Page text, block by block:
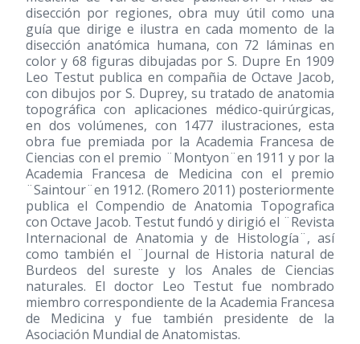
disección por regiones, obra muy útil como una
guía que dirige e ilustra en cada momento de la
disección anatómica humana, con 72 láminas en
color y 68 figuras dibujadas por S. Dupre En 1909
Leo Testut publica en compañia de Octave Jacob,
con dibujos por S. Duprey, su tratado de anatomia
topográfica con aplicaciones médico-quirúrgicas,
en dos volúmenes, con 1477 ilustraciones, esta
obra fue premiada por la Academia Francesa de
Ciencias con el premio ¨Montyon¨en 1911 y por la
Academia Francesa de Medicina con el premio
¨Saintour¨en 1912. (Romero 2011) posteriormente
publica el Compendio de Anatomia Topografica
con Octave Jacob. Testut fundó y dirigió el ¨Revista
Internacional de Anatomia y de Histología¨, así
como también el ¨Journal de Historia natural de
Burdeos del sureste y los Anales de Ciencias
naturales. El doctor Leo Testut fue nombrado
miembro correspondiente de la Academia Francesa
de Medicina y fue también presidente de la
Asociación Mundial de Anatomistas.